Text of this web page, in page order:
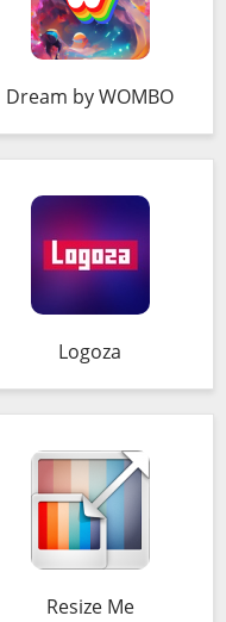
Dream by WOMBO
Logoza
Resize Me